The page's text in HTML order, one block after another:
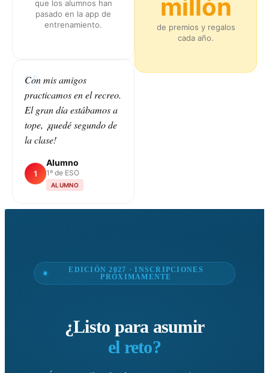
que los alumnos han
pasado en la app de
entrenamiento.
Con mis amigos
practicamos en el recreo.
El gran día estábamos a
tope, ¡quedé segundo de
la clase!
1
Alumno
1º de ESO
ALUMNO
millón
de premios y regalos
cada año.
EDICIÓN 2027 · INSCRIPCIONES
PRÓXIMAMENTE
¿Listo para asumir
el reto?